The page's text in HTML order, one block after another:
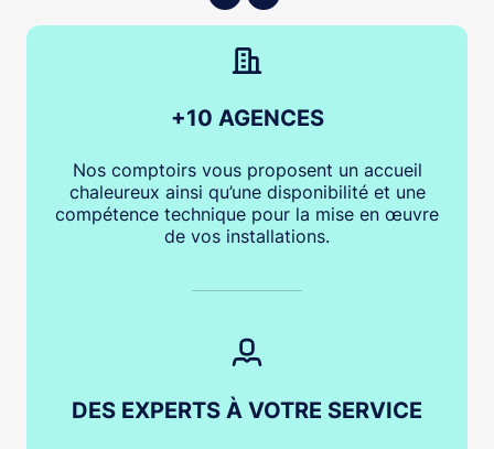
+10 AGENCES
Nos comptoirs vous proposent un accueil
chaleureux ainsi qu’une disponibilité et une
compétence technique pour la mise en œuvre
de vos installations.
DES EXPERTS À VOTRE SERVICE